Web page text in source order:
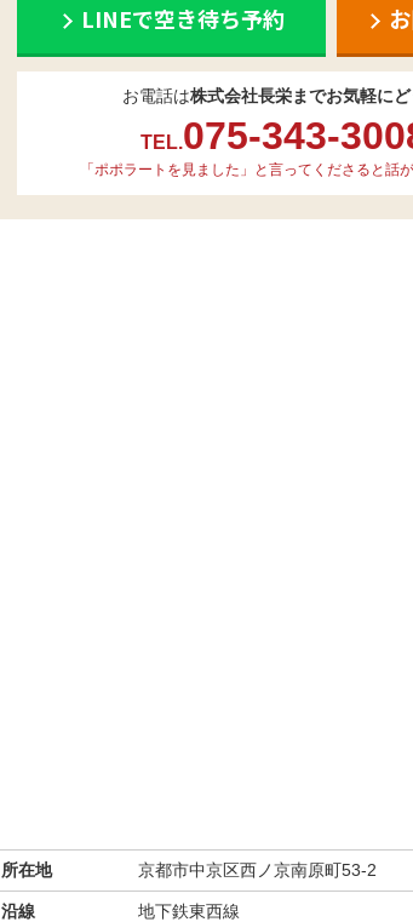
LINEで空き待ち予約
お電話は株式会社長栄までお気軽に
TEL.075-343-
「ポポラートを見ました」と言ってくださると話が
所在地 京都市中京区西ノ京南原町53-2
沿線
地下鉄東西線